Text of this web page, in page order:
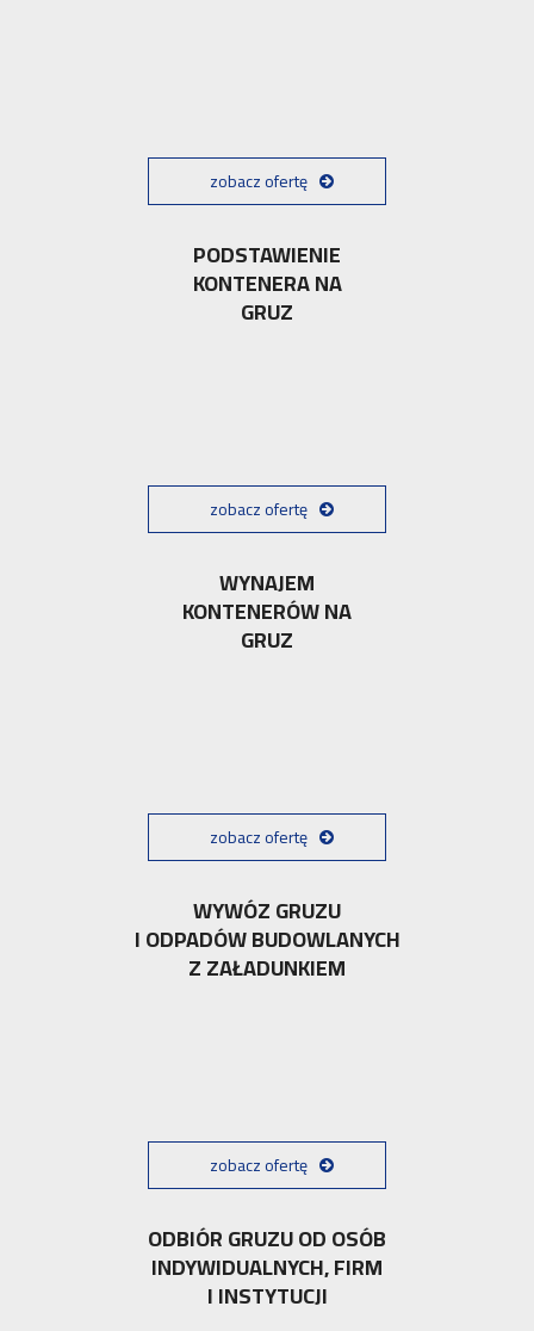
zobacz ofertę
PODSTAWIENIE
KONTENERA NA
GRUZ
zobacz ofertę
WYNAJEM
KONTENERÓW NA
GRUZ
zobacz ofertę
WYWÓZ GRUZU
I ODPADÓW BUDOWLANYCH
Z ZAŁADUNKIEM
zobacz ofertę
ODBIÓR GRUZU OD OSÓB
INDYWIDUALNYCH, FIRM
I INSTYTUCJI